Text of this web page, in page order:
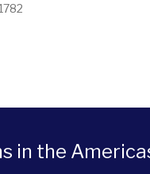
1782
in the